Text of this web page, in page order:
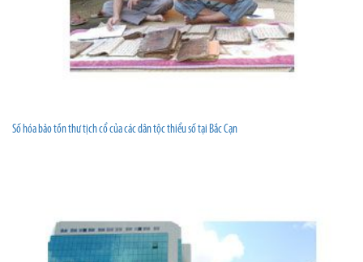
Số hóa bảo tồn thư tịch cổ của các dân tộc thiểu số tại Bắc Cạn